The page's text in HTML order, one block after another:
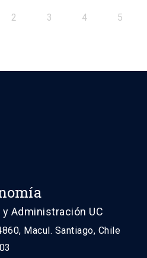
2 3 4 5
Administración UC
Macul. Santiago, Chile